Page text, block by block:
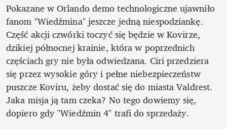
Pokazane w Orlando demo technologiczne ujawniło
fanom "Wiedźmina" jeszcze jedną niespodziankę.
Część akcji czwórki toczyć się będzie w Kovirze,
dzikiej północnej krainie, która w poprzednich
częściach gry nie była odwiedzana. Ciri przedziera
się przez wysokie góry i pełne niebezpieczeństw
puszcze Koviru, żeby dostać się do miasta Valdrest.
Jaka misja ją tam czeka? No tego dowiemy się,
dopiero gdy "Wiedźmin 4" trafi do sprzedaży.